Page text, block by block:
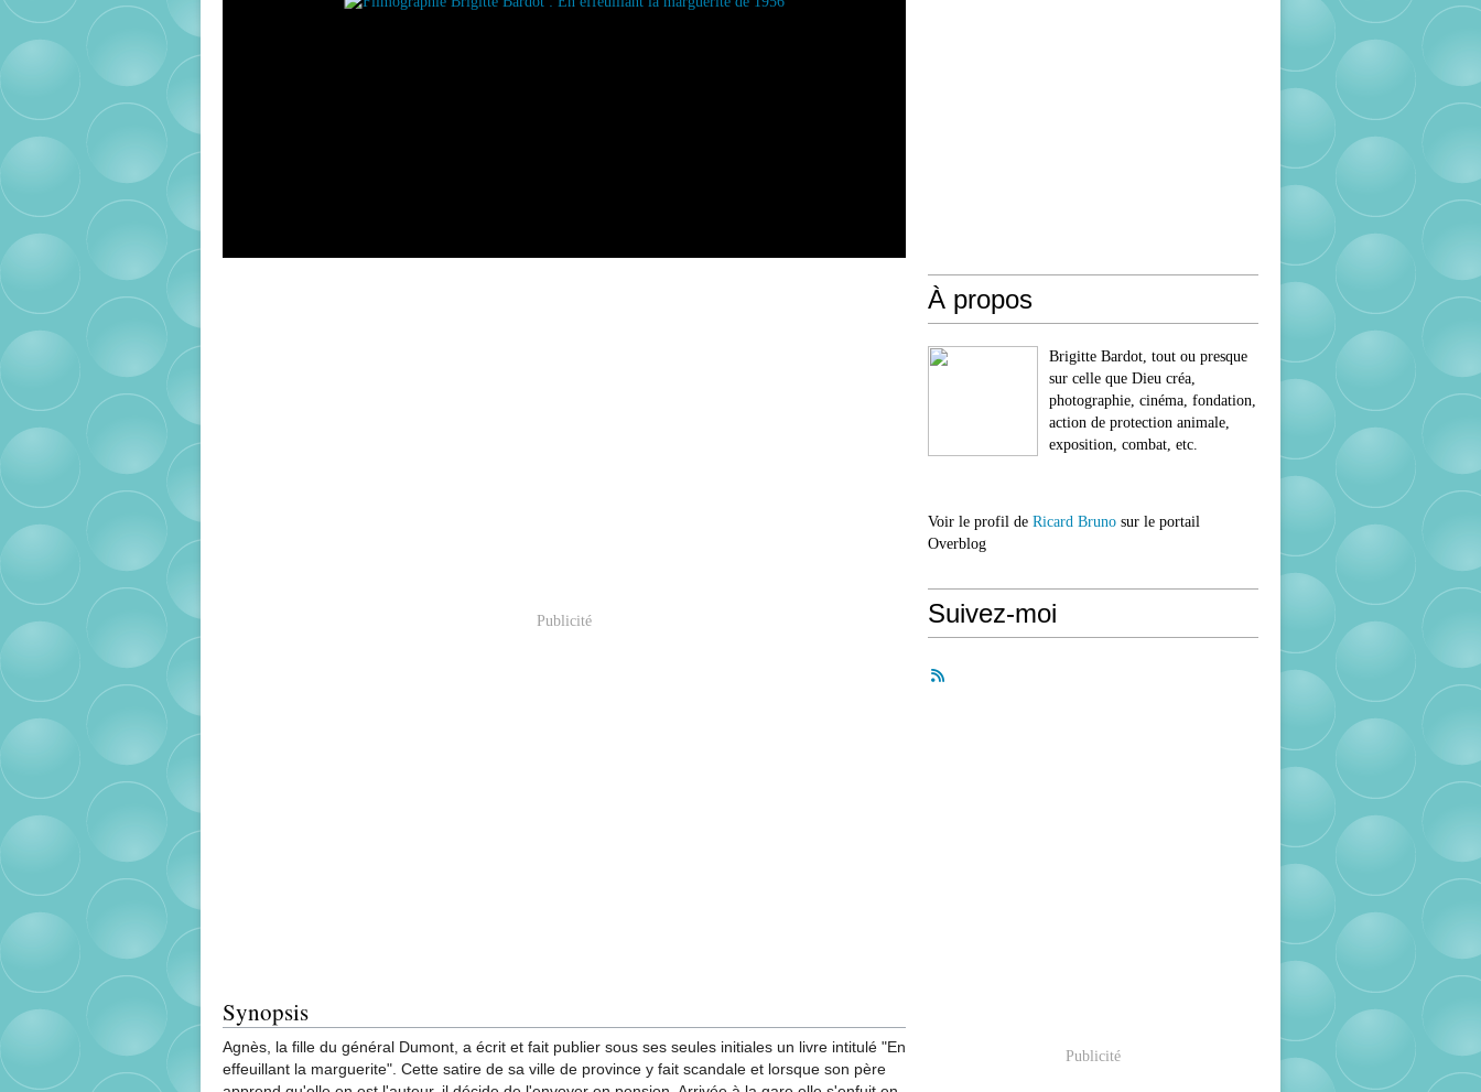
Publicité
Synopsis
Agnès, la fille du général Dumont, a écrit et fait publier sous ses seules initiales un livre intitulé "En
effeuillant la marguerite". Cette satire de sa ville de province y fait scandale et lorsque son père
À propos
Brigitte Bardot, tout ou presque
sur celle que Dieu créa,
photographie, cinéma, fondation,
action de protection animale,
exposition, combat, etc.
Voir le profil de Ricard Bruno sur le portail
Overblog
Suivez-moi
Publicité